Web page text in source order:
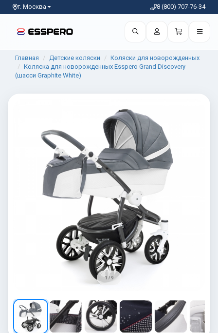
г. Москва 8 (800) 707-76-34
Главная Детские коляски
Коляски для новорожденных
Коляска для новорожденных Esspero Grand Discovery
(шасси Graphite White)
1 / 9